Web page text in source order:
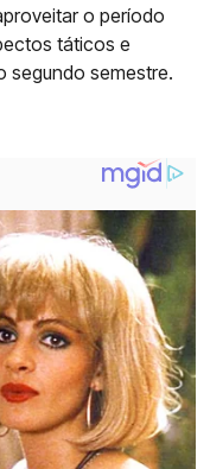
o período
táticos e
segundo semestre.